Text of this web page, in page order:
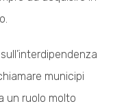
municipi
un ruolo molto